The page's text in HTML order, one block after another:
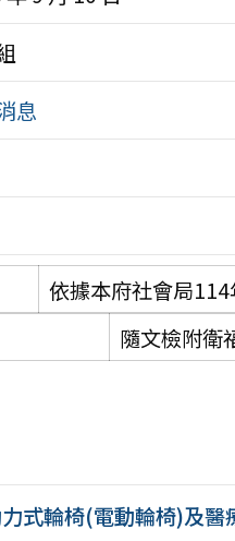
息
依據本府社會局
隨文檢附衛
式輪椅(電動輪椅)及